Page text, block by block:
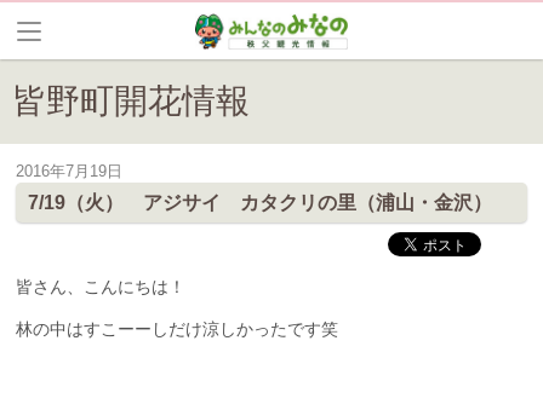
皆野町開花情報
皆野は花の見所が満載です。現在の開花情報をいち早くお届けします。
2016年7月19日
7/19（火） アジサイ カタクリの里（浦山・金沢）
皆さん、こんにちは！
林の中はすこーーしだけ涼しかったです笑